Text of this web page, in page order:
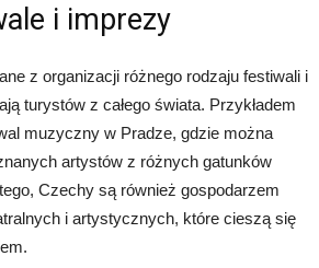
i imprezy
z organizacji różnego rodzaju festiwali i
turystów z całego świata. Przykładem
muzyczny w Pradze, gdzie można
artystów z różnych gatunków
Czechy są również gospodarzem
i artystycznych, które cieszą się